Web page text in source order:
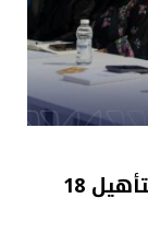
وادي جدة” تطلق معسكرًا رياديًا لتأهيل 18